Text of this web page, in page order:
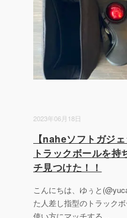
2023年06月18日
【naheソフトガジ
トラックボールを
チ見つけた！！
こんにちは、ゆぅと
た人差し指型のトラック